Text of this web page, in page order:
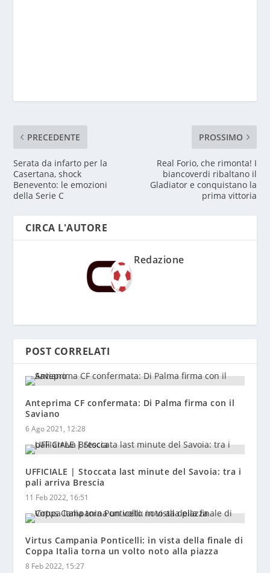
PRECEDENTE
Serata da infarto per la
Casertana, shock
Benevento: le emozioni
della Serie C
PROSSIMO
Real Forio, che rimonta! I
biancoverdi ribaltano il
Gladiator e conquistano la
prima vittoria
Anteprima CF confermata: Di Palma firma con il
Saviano
6 Ago 2021, 12:28
UFFICIALE | Stoccata last minute del Savoia: tra i
pali arriva Brescia
11 Feb 2022, 16:51
Virtus Campania Ponticelli: in vista della finale di
Coppa Italia torna un volto noto alla piazza
8 Feb 2022, 15:27